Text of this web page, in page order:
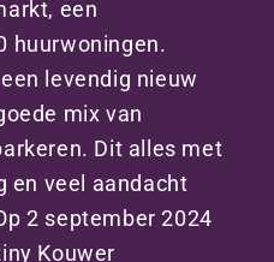
een
huurwoningen.
levendig nieuw
mix van
Dit alles met
en veel aandacht
2 september 2024
Kouwer